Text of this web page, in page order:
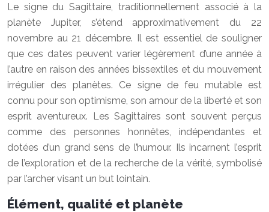
Le signe du Sagittaire, traditionnellement associé à la
planète Jupiter, s’étend approximativement du 22
novembre au 21 décembre. Il est essentiel de souligner
que ces dates peuvent varier légèrement d’une année à
l’autre en raison des années bissextiles et du mouvement
irrégulier des planètes. Ce signe de feu mutable est
connu pour son optimisme, son amour de la liberté et son
esprit aventureux. Les Sagittaires sont souvent perçus
comme des personnes honnêtes, indépendantes et
dotées d’un grand sens de l’humour. Ils incarnent l’esprit
de l’exploration et de la recherche de la vérité, symbolisé
par l’archer visant un but lointain.
Élément, qualité et planète